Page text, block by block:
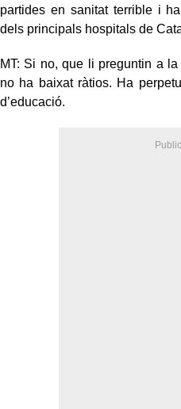
partides en sanitat terrible i
dels principals hospitals de
MT: Si no, que li preguntin a
no ha baixat ràtios. Ha
d’educació.